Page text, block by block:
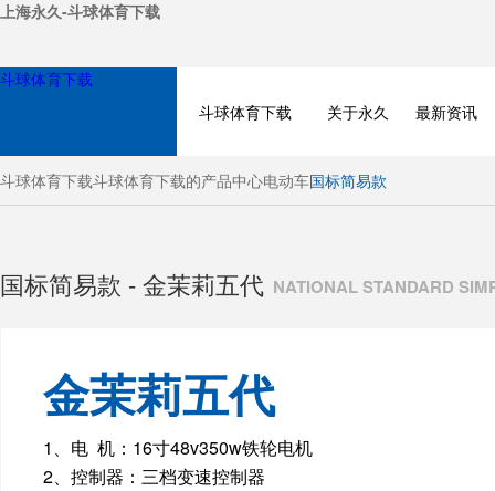
上海永久-斗球体育下载
斗球体育下载
斗球体育下载
关于永久 最新资讯
斗球体育下载斗球体育下载的产品中心电动车国标简易款
BICYCLE
ELECTRIC BIKE
国标简易款 - 金茉莉五代 NATIONAL STANDARD
金茉莉五代
1、电 机：16寸48v350w铁轮电机
2、控制器：三档变速控制器